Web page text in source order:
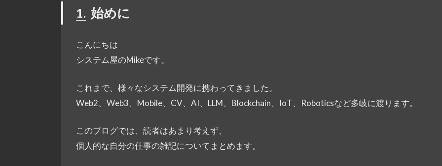
1. 始めに
こんにちは
システム屋のMikeです。
これまで、様々なシステム開発に携わってきました。
Web2、Web3、Mobile、CV、AI、LLM、Blockchain、IoT、Roboticsなど多岐に渡ります。
このブログでは、読者はあまり考えず、
個人的な自分の仕事の雑記についてまとめます。